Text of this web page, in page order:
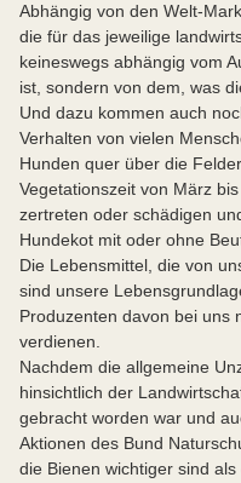
Abhängig von den Welt-
die für das jeweilige
keineswegs abhängig vom
ist, sondern von dem, was
Und dazu kommen auch
Verhalten von vielen
Hunden quer über die
Vegetationszeit von März
zertreten oder schädigen
Hundekot mit oder ohne
Die Lebensmittel, die von
sind unsere
Produzenten davon bei uns
verdienen.
Nachdem die allgemeine
hinsichtlich der
gebracht worden war und
Aktionen des Bund
die Bienen wichtiger sind